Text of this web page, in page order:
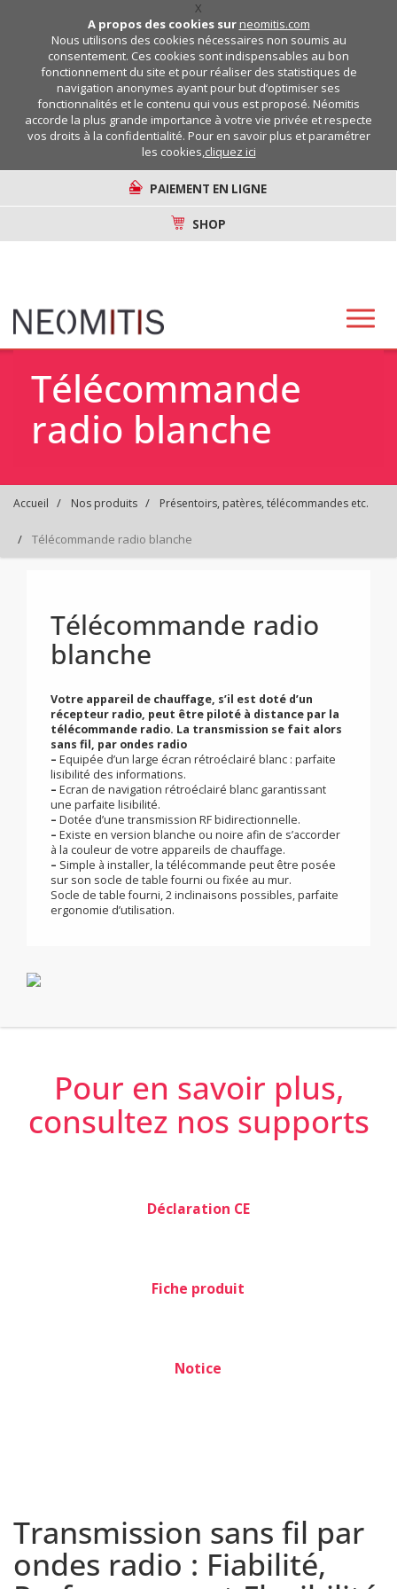
X
A propos des cookies sur neomitis.com
Nous utilisons des cookies nécessaires non soumis au
consentement. Ces cookies sont indispensables au bon
fonctionnement du site et pour réaliser des statistiques de
navigation anonymes ayant pour but d’optimiser ses
fonctionnalités et le contenu qui vous est proposé. Néomitis
accorde la plus grande importance à votre vie privée et respecte
vos droits à la confidentialité. Pour en savoir plus et paramétrer
les cookies,cliquez ici
PAIEMENT EN LIGNE
SHOP
Télécommande
radio blanche
Accueil Nos produits Présentoirs, patères, télécommandes etc.
Télécommande radio blanche
Télécommande radio
blanche
Votre appareil de chauffage, s’il est doté d’un
récepteur radio, peut être piloté à distance par la
télécommande radio. La transmission se fait alors
sans fil, par ondes radio
–Equipée d’un large écran rétroéclairé blanc : parfaite
lisibilité des informations.
–Ecran de navigation rétroéclairé blanc garantissant
une parfaite lisibilité.
–Dotée d’une transmission RF bidirectionnelle.
Pour en savoir plus,
consultez nos supports
Déclaration CE
Fiche produit
Notice
Transmission sans fil par
ondes radio : Fiabilité,